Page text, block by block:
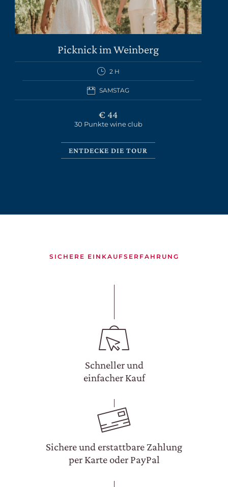
WEINGUT
Picknick im Weinberg
2 H
SAMSTAG
€ 44
30 Punkte wine club
ENTDECKE DIE TOUR
SICHERE EINKAUFSERFAHRUNG
Schneller und
einfacher Kauf
Sichere und erstattbare Zahlung
per Karte oder PayPal